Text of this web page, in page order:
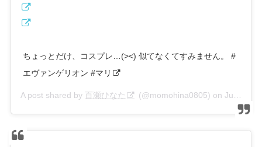
ちょっとだけ、コスプレ…(><) 似てなくてすみません。 #
エヴァンゲリオン #マリ
A post shared by 百瀬ひなた (@momohina0805) on Jul 23, 2019 at 10:13pm PDT